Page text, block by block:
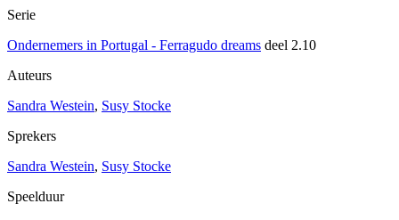
Serie
Ondernemers in Portugal - Ferragudo dreams deel 2.10
Auteurs
Sandra Westein, Susy Stocke
Sprekers
Sandra Westein, Susy Stocke
Speelduur